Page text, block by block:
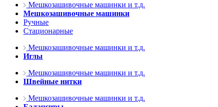
Мешкозашивочные машинки и т.д.
Мешкозашивочные машинки
Ручные
Стационарные
Мешкозашивочные машинки и т.д.
Иглы
Мешкозашивочные машинки и т.д.
Швейные нитки
Мешкозашивочные машинки и т.д.